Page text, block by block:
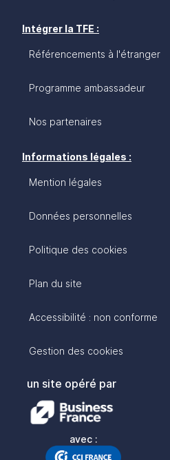
Intégrer la TFE :
Référencements à l'étranger
Programme ambassadeur
Nos partenaires
Informations légales :
Mention légales
Données personnelles
Politique des cookies
Plan du site
Accessibilité : non conforme
Gestion des cookies
un site opéré par
avec :